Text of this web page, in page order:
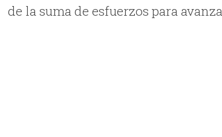
de la suma de esfuerzos para